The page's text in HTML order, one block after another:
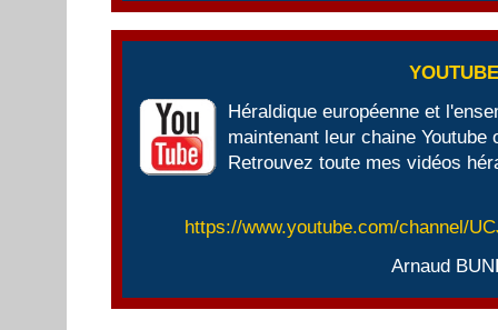
Héraldique européenne et
maintenant leur chaine Youtube
Retrouvez toute mes vidéos
https://www.youtube.com/channel/
Arnaud